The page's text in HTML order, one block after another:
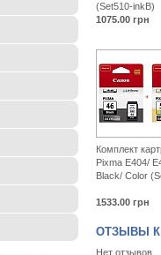
(Set510-inkB)
1075.00 грн
Комплект
Pixma E404/
Black/ Color
1533.00 грн
ОТЗЫВЫ К
Нет отзывов